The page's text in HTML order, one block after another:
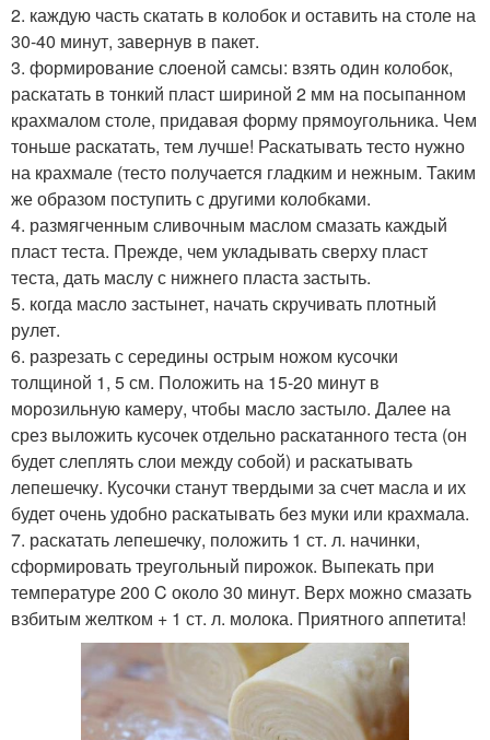
2. каждую часть скатать в колобок и оставить на столе на
30-40 минут, завернув в пакет.
3. формирование слоеной самсы: взять один колобок,
раскатать в тонкий пласт шириной 2 мм на посыпанном
крахмалом столе, придавая форму прямоугольника. Чем
тоньше раскатать, тем лучше! Раскатывать тесто нужно
на крахмале (тесто получается гладким и нежным. Таким
же образом поступить с другими колобками.
4. размягченным сливочным маслом смазать каждый
пласт теста. Прежде, чем укладывать сверху пласт
теста, дать маслу с нижнего пласта застыть.
5. когда масло застынет, начать скручивать плотный
рулет.
6. разрезать с середины острым ножом кусочки
толщиной 1, 5 см. Положить на 15-20 минут в
морозильную камеру, чтобы масло застыло. Далее на
срез выложить кусочек отдельно раскатанного теста (он
будет слеплять слои между собой) и раскатывать
лепешечку. Кусочки станут твердыми за счет масла и их
будет очень удобно раскатывать без муки или крахмала.
7. раскатать лепешечку, положить 1 ст. л. начинки,
сформировать треугольный пирожок. Выпекать при
температуре 200 C около 30 минут. Верх можно смазать
взбитым желтком + 1 ст. л. молока. Приятного аппетита!